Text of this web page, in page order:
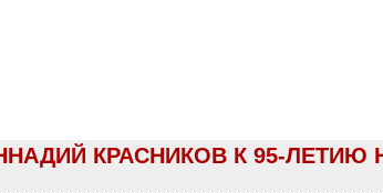
КРАСНИКОВ К 95-ЛЕТИЮ